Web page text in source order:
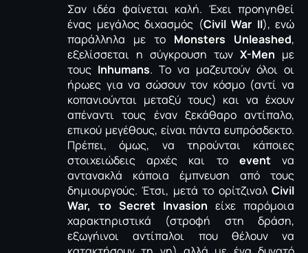
Σαν ιδέα φαίνεται καλή. Έχει προηγηθεί
ένας μεγάλος διχασμός (Civil War II), ενώ
παράλληλα με το Monsters Unleashed,
εξελίσσεται η σύγκρουση των X-Men με
τους Inhumans. Το να μαζευτούν όλοι οι
ήρωες για να σώσουν τον κόσμο (αντί να
κοπανιούνται μεταξύ τους) και να έχουν
απέναντι τους έναν ξεκάθαρο αντίπαλο,
επικού μεγέθους, είναι πάντα ευπρόσδεκτο.
Πρέπει, όμως, να τηρούνται κάποιες
στοιχειώδεις αρχές και το eventνα
αντανακλά κάποια έμπνευση από τους
δημιουργούς. Έτσι, μετά το ορίτζιναλ Civil
War, το Secret Invasion είχε παρόμοια
χαρακτηριστικά (στροφή στη δράση,
εξωγήινοι αντίπαλοι που θέλουν να